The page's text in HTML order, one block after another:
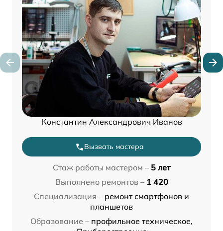
Константин Александрович Иванов
Вызвать мастера
Стаж работы мастером – 5 лет
Выполнено ремонтов – 1 420
Специализация – ремонт смартфонов и
планшетов
Образование – профильное техническое,